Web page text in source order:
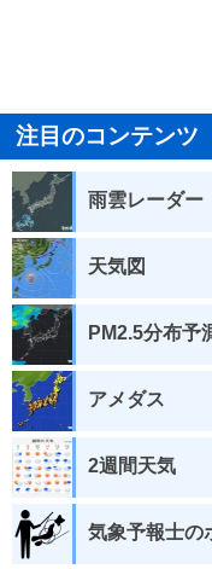
注目のコンテンツ
雨雲レーダー
天気図
PM2.5分布予
アメダス
2週間天気
気象予報士の